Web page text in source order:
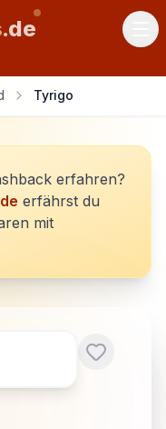
.de
Tyrigo
erfahren?
erfährst du
mit